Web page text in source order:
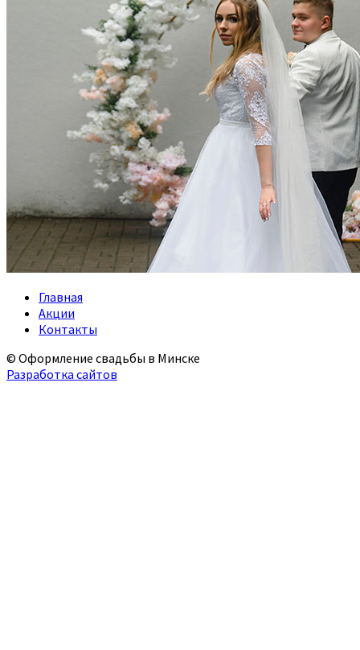
Главная
Акции
Контакты
© Оформление свадьбы в Минске
Разработка сайтов